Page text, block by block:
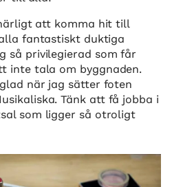
att komma hit till
fantastiskt duktiga
så privilegierad som får
inte tala om byggnaden.
när jag sätter foten
Tänk att få jobba i
som ligger så otroligt